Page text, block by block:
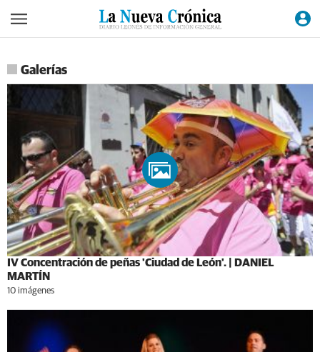
Galerías
IV Concentración de peñas 'Ciudad de León'. | DANIEL
MARTÍN
10 imágenes